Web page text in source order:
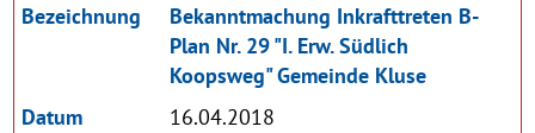
Datum 16.04.2018
Bezeichnung
Bekanntmachung Inkrafttreten B-
Plan Nr. 29 "I. Erw. Südlich
Koopsweg" Gemeinde Kluse